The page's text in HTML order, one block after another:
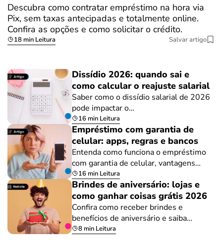
Descubra como contratar empréstimo na hora via
Pix, sem taxas antecipadas e totalmente online.
Confira as opções e como solicitar o crédito.
18 min Leitura Salvar artigo
Dissídio 2026: quando sai e
como calcular o reajuste salarial
Saber como o dissídio salarial de 2026
pode impactar o…
16 min Leitura
Empréstimo com garantia de
celular: apps, regras e bancos
Entenda como funciona o empréstimo
com garantia de celular, vantagens…
16 min Leitura
Brindes de aniversário: lojas e
como ganhar coisas grátis 2026
Confira como receber brindes e
benefícios de aniversário e saiba…
8 min Leitura